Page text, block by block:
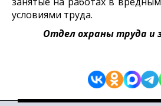
условиями труда.
Отдел охраны труда и